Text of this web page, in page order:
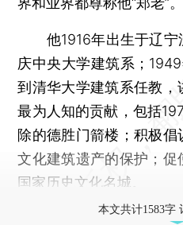
他1916年出生于辽宁
庆中央大学建筑系；
到清华大学建筑系任教
最为人知的贡献，包括
除的德胜门箭楼；积极
文化建筑遗产的保护；
国家历史文化名城。
本文共计1583字